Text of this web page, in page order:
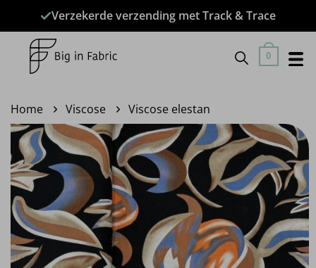
inhoud
Verzekerde verzending met Track & Trace
0
Home Viscose Viscose elestan